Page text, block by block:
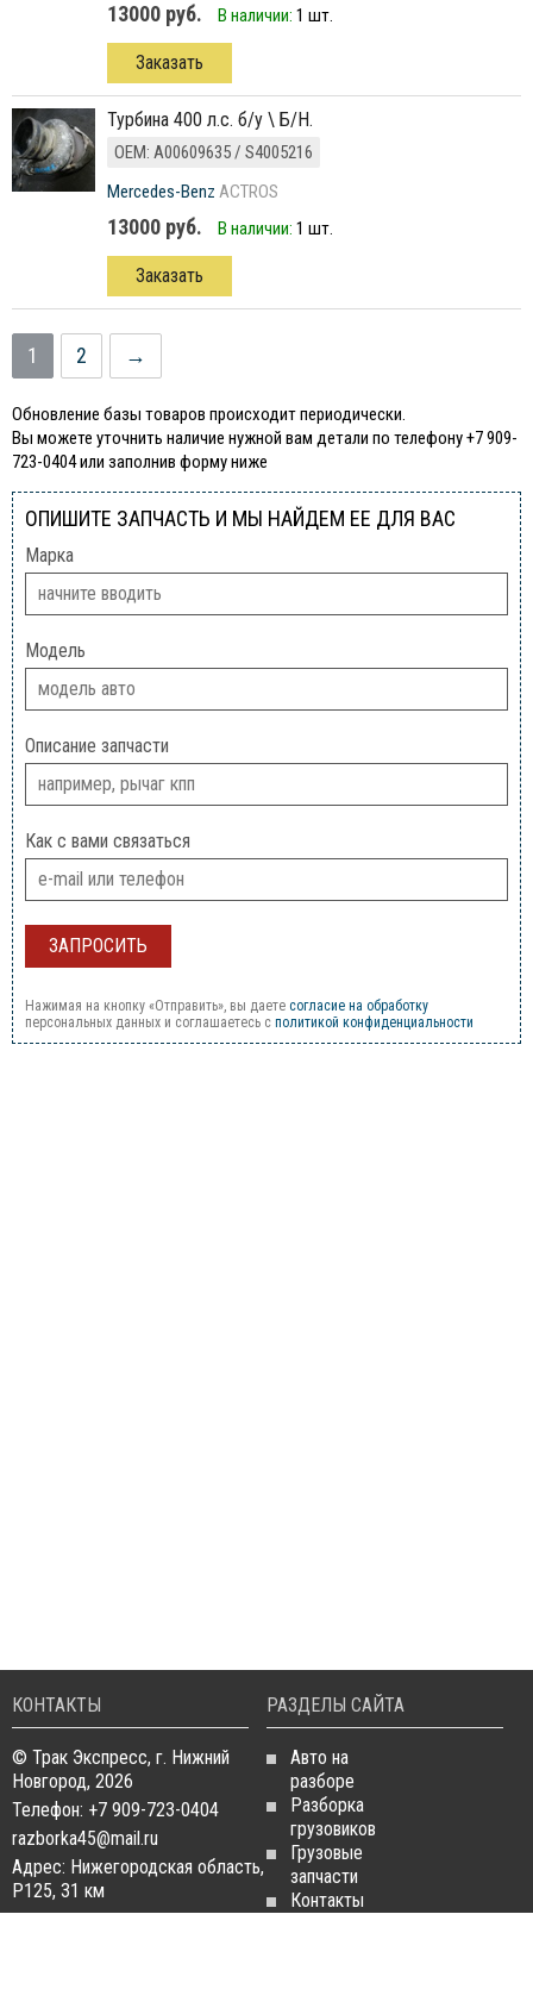
13000 руб. В наличии: 1 шт.
Заказать
турбина 400 л.с. б/у \ Б/Н.
ОЕМ: A00609635 / S4005216
Mercedes-Benz ACTROS
13000 руб. В наличии: 1 шт.
Заказать
1 2 →
Обновление базы товаров происходит периодически.
Вы можете уточнить наличие нужной вам детали по телефону +7 909-
723-0404 или заполнив форму ниже
ОПИШИТЕ ЗАПЧАСТЬ И МЫ НАЙДЕМ ЕЕ ДЛЯ ВАС
Марка
Модель
Описание запчасти
Как с вами связаться
Нажимая на кнопку «Отправить», вы даете согласие на обработку
персональных данных и соглашаетесь c политикой конфиденциальности
КОНТАКТЫ
© Трак Экспресс, г. Нижний
Новгород, 2026
Телефон: +7 909-723-0404
razborka45@mail.ru
Адрес: Нижегородская область,
Р125, 31 км
РАЗДЕЛЫ САЙТА
Авто на
разборе
Разборка
грузовиков
Грузовые
запчасти
Контакты